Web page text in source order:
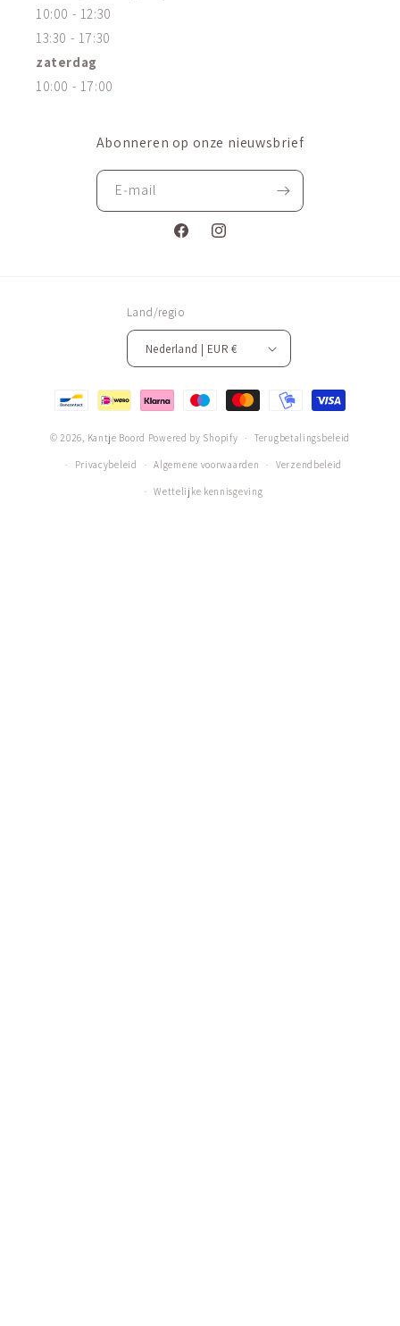
10:00 - 12:30
13:30 - 17:30
zaterdag
10:00 - 17:00
Abonneren op onze nieuwsbrief
E‑mail
FacebookInstagram
Land/regio
Nederland | EUR €
Betaalmethoden
© 2026, Kantje Boord Powered by Shopify Terugbetalingsbeleid
Privacybeleid Algemene voorwaarden Verzendbeleid
Wettelijke kennisgeving